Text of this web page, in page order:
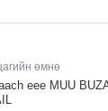
өмнө
eee MUU